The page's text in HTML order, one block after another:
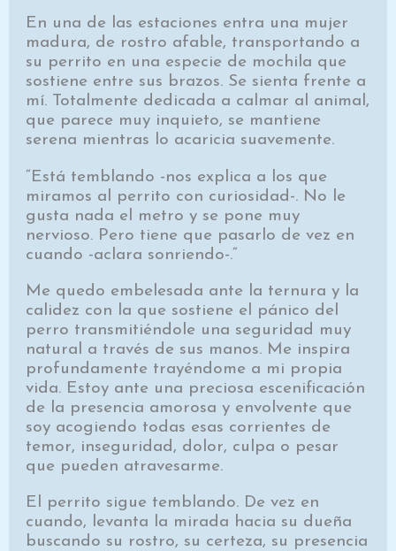
En una de las estaciones entra una mujer
madura, de rostro afable, transportando a
su perrito en una especie de mochila que
sostiene entre sus brazos. Se sienta frente a
mí. Totalmente dedicada a calmar al animal,
que parece muy inquieto, se mantiene
serena mientras lo acaricia suavemente.
“Está temblando -nos explica a los que
miramos al perrito con curiosidad-. No le
gusta nada el metro y se pone muy
nervioso. Pero tiene que pasarlo de vez en
cuando -aclara sonriendo-.“
Me quedo embelesada ante la ternura y la
calidez con la que sostiene el pánico del
perro transmitiéndole una seguridad muy
natural a través de sus manos. Me inspira
profundamente trayéndome a mi propia
vida. Estoy ante una preciosa escenificación
de la presencia amorosa y envolvente que
soy acogiendo todas esas corrientes de
temor, inseguridad, dolor, culpa o pesar
que pueden atravesarme.
El perrito sigue temblando. De vez en
cuando, levanta la mirada hacia su dueña
buscando su rostro, su certeza, su presencia